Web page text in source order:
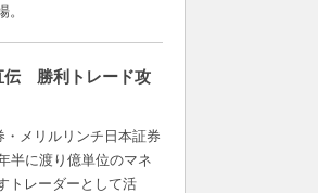
。
伝 勝利トレード攻
・メリルリンチ日本証券
半に渡り億単位のマネ
トレーダーとして活